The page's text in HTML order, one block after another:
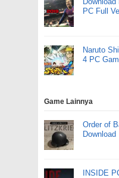
PC Full
Naruto
4 PC
Game Lainnya
Order of
Download
INSIDE